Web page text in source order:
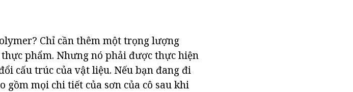
Chỉ cần thêm một trọng lượng
phẩm. Nhưng nó phải được thực hiện
cấu trúc của vật liệu. Nếu bạn đang đi
gồm mọi chi tiết của sơn của cô sau khi